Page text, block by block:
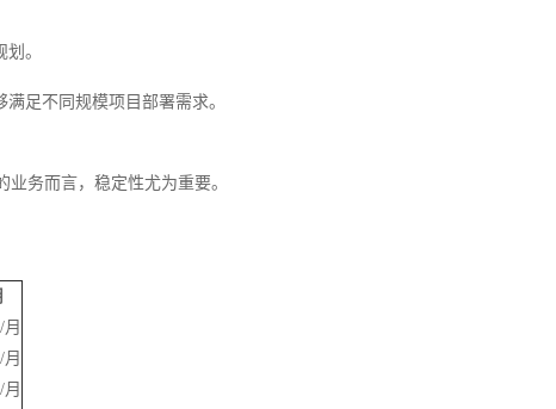
。
足不同规模项目部署需求。
务而言，稳定性尤为重要。
月
月
月